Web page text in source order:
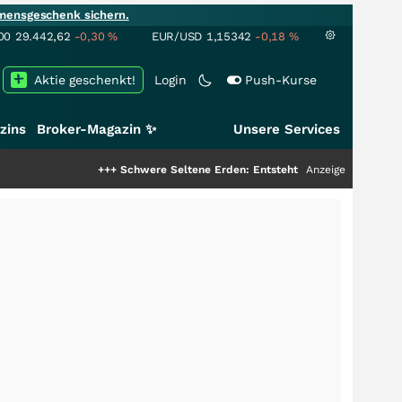
sichern.
29.442,62 -0,30% EUR/USD 1,15342 -0,18 %
Login Push-Kurse
Aktie geschenkt!
Broker-Magazin ✨ Unsere Services
Schwere Seltene Erden: Entsteht hier die nächste
Anzeige